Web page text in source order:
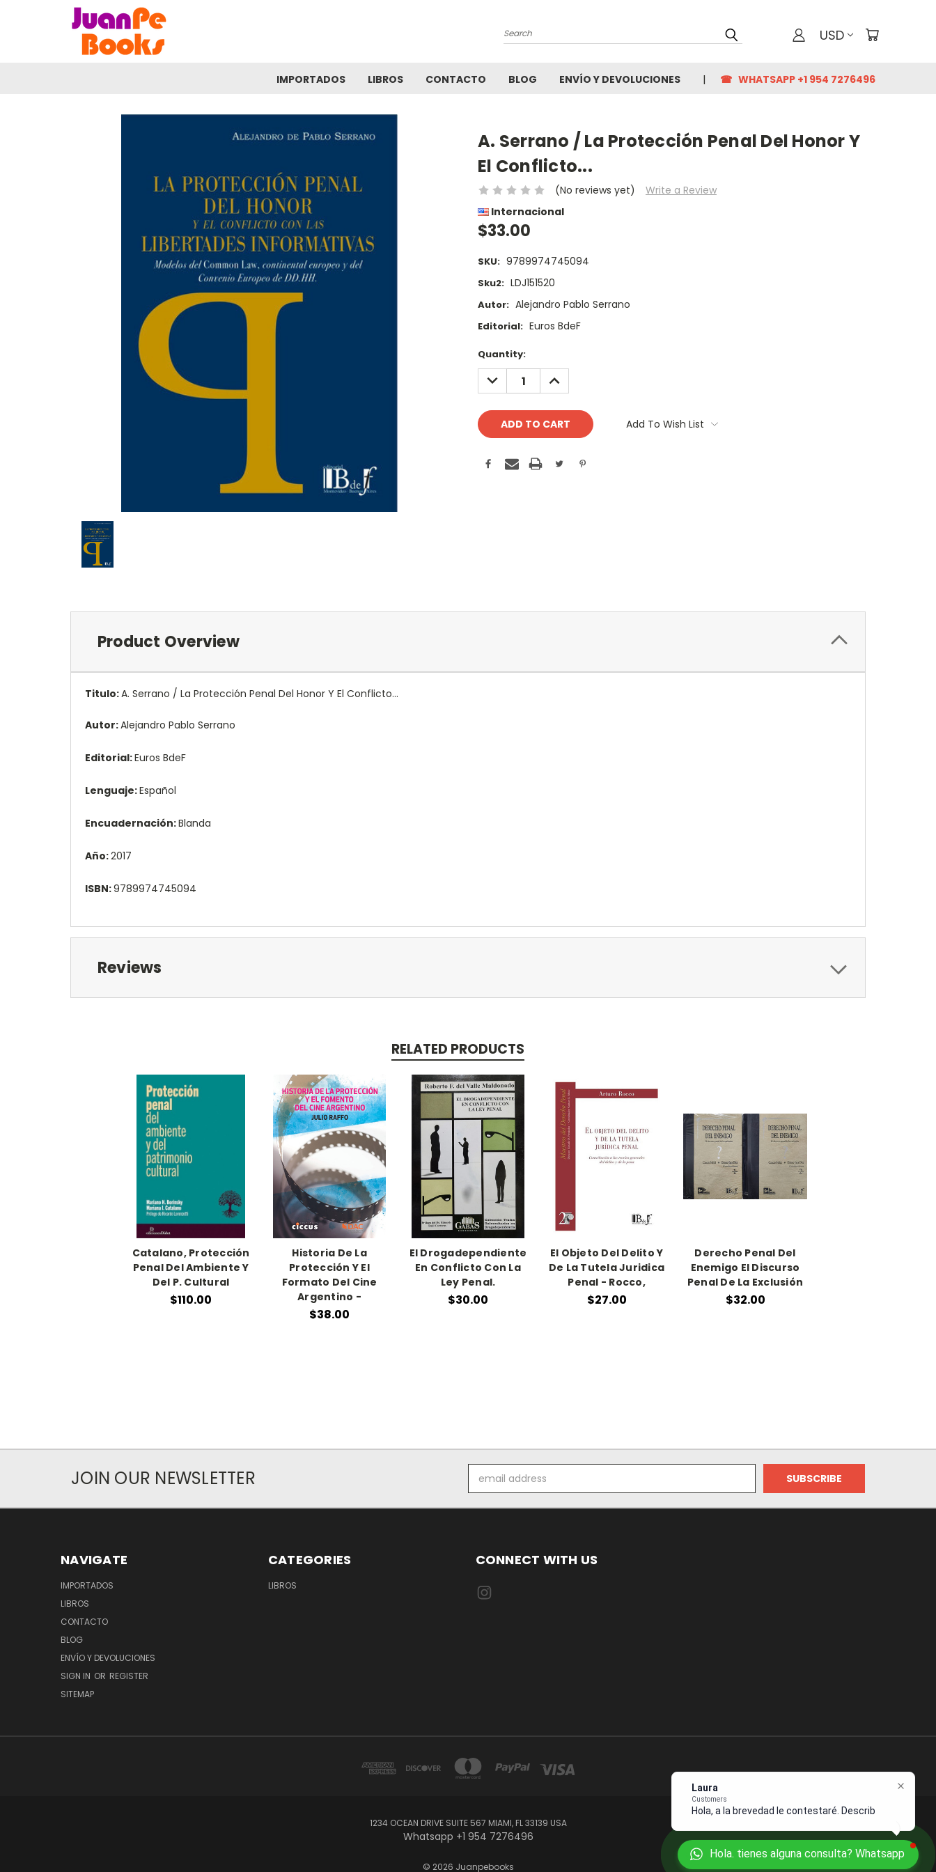
Search USD
IMPORTADOS LIBROS CONTACTO BLOG ENVÍO Y DEVOLUCIONES ☎ WHATSAPP +1 954 7276496
A. Serrano / La Protección Penal Del Honor Y
El Conflicto...
(No reviews yet)
Write a Review
Internacional
$33.00
SKU: 9789974745094
Sku2: LDJ151520
Autor: Alejandro Pablo Serrano
Editorial: Euros BdeF
Current
Stock:
Quantity:
DECREASE
QUANTITY:
INCREASE
QUANTITY:
Add To Wish List
Product Overview
Titulo:A. Serrano / La Protección Penal Del Honor Y El Conflicto...
Autor:Alejandro Pablo Serrano
Editorial:Euros BdeF
Lenguaje:Español
Encuadernación:Blanda
Año:2017
ISBN:9789974745094
Reviews
RELATED PRODUCTS
Catalano, Protección
Penal Del Ambiente Y
Del P. Cultural
$110.00
Historia De La
Protección Y El
Formato Del Cine
Argentino -
$38.00
El Drogadependiente
En Conflicto Con La
Ley Penal.
$30.00
El Objeto Del Delito Y
De La Tutela Juridica
Penal - Rocco,
$27.00
Derecho Penal Del
Enemigo El Discurso
Penal De La Exclusión
$32.00
JOIN OUR NEWSLETTER
Address
NAVIGATE
IMPORTADOS
LIBROS
CONTACTO
BLOG
ENVÍO Y DEVOLUCIONES
SIGN IN OR REGISTER
SITEMAP
CATEGORIES
LIBROS
CONNECT WITH US
1234 OCEAN DRIVE SUITE 567 MIAMI, FL 33139 USA
Whatsapp +1 954 7276496
© 2026 Juanpebooks